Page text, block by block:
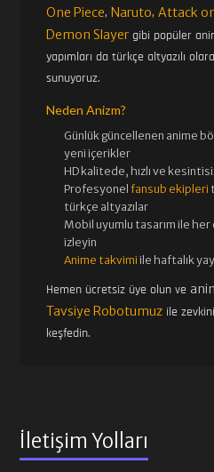
One Piece, Naruto,Attack
Demon Slayer gibi popüler
yapımları da türkçe altyazılı
sunuyoruz.
Neden Anizm?
Günlük güncellenen anime
yeni içerikler
HD kalitede, hızlı ve
Profesyonelfansub ekipleri
türkçe altyazılar
Mobil uyumlu tasarım ile
izleyin
Anime takvimi ile haftalık
Hemen ücretsiz üye olun ve
Tavsiye Robotumuz ile
keşfedin.
İletişim Yolları